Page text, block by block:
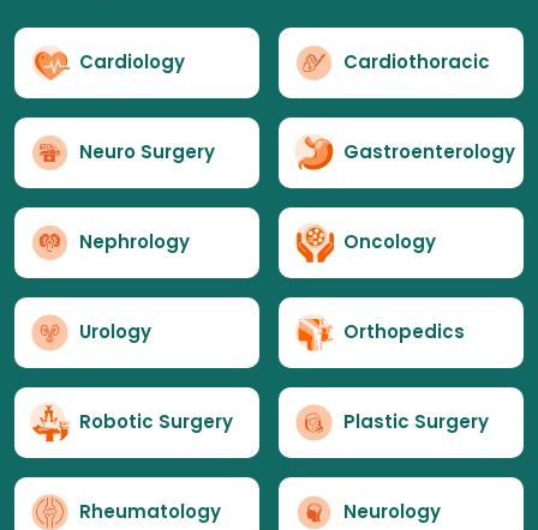
Cardiology Cardiothoracic
Neuro Surgery Gastroenterology
Nephrology Oncology
Urology Orthopedics
Robotic Surgery Plastic Surgery
Rheumatology Neurology